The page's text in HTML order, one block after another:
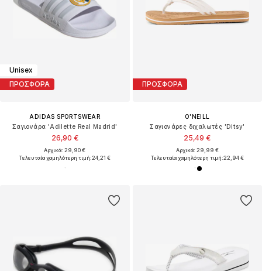
Unisex
ΠΡΟΣΦΟΡΑ
ADIDAS SPORTSWEAR
Σαγιονάρα 'Adilette Real Madrid'
26,90 €
Αρχικά: 29,90 €
Τελευταία χαμηλότερη τιμή:24,21 €
ΠΡΟΣΦΟΡΑ
O'NEILL
Σαγιονάρες διχαλωτές 'Ditsy'
25,49 €
Αρχικά: 29,99 €
Τελευταία χαμηλότερη τιμή:22,94 €